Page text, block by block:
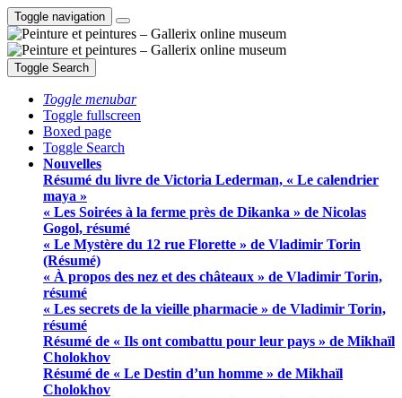
Toggle navigation
Toggle Search
Toggle menubar
Toggle fullscreen
Boxed page
Toggle Search
Nouvelles
Résumé du livre de Victoria Lederman, « Le calendrier
maya »
« Les Soirées à la ferme près de Dikanka » de Nicolas
Gogol, résumé
« Le Mystère du 12 rue Florette » de Vladimir Torin
(Résumé)
« À propos des nez et des châteaux » de Vladimir Torin,
résumé
« Les secrets de la vieille pharmacie » de Vladimir Torin,
résumé
Résumé de « Ils ont combattu pour leur pays » de Mikhaïl
Cholokhov
Résumé de « Le Destin d’un homme » de Mikhaïl
Cholokhov